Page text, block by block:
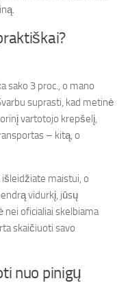
sako 3 proc., o mano
suprasti, kad metinė
vartotojo krepšelį,
– kitą, o
maistui, o
vidurkį, jūsų
nei oficialiai skelbiama
skaičiuoti savo
nuo pinigų